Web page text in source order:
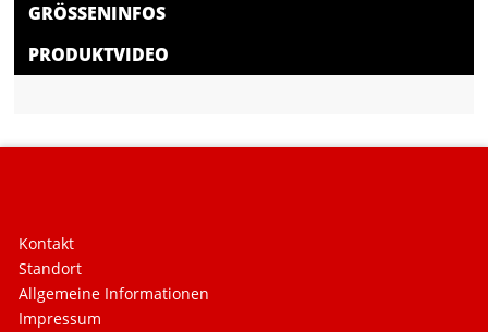
GRÖSSENINFOS
PRODUKTVIDEO
Kontakt
Standort
Allgemeine Informationen
Impressum